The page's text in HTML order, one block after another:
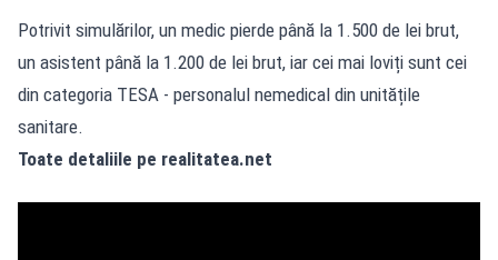
Potrivit simulărilor, un medic pierde până la 1.500 de lei brut,
un asistent până la 1.200 de lei brut, iar cei mai loviți sunt cei
din categoria TESA - personalul nemedical din unitățile
sanitare.
Toate detaliile pe realitatea.net